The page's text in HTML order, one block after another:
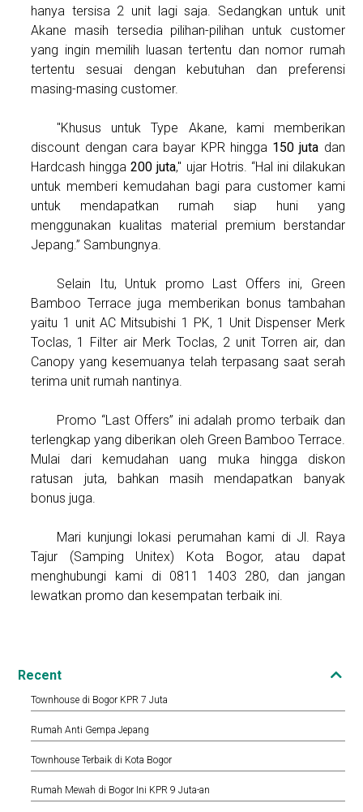
Recent
Townhouse di Bogor KPR 7 Juta
Rumah Anti Gempa Jepang
Townhouse Terbaik di Kota Bogor
Rumah Mewah di Bogor Ini KPR 9 Juta-an
hanya tersisa 2 unit lagi saja. Sedangkan untuk unit
Akane masih tersedia pilihan-pilihan untuk customer
yang ingin memilih luasan tertentu dan nomor rumah
tertentu sesuai dengan kebutuhan dan preferensi
masing-masing customer.
"Khusus untuk Type Akane, kami memberikan
discount dengan cara bayar KPR hingga 150 juta dan
Hardcash hingga200 juta," ujar Hotris. “Hal ini dilakukan
untuk memberi kemudahan bagi para customer kami
untuk mendapatkan rumah siap huni yang
menggunakan kualitas material premium berstandar
Jepang.” Sambungnya.
Selain Itu, Untuk promo Last Offers ini, Green
Bamboo Terrace juga memberikan bonus tambahan
yaitu 1 unit AC Mitsubishi 1 PK, 1 Unit Dispenser Merk
Toclas, 1 Filter air Merk Toclas, 2 unit Torren air, dan
Canopy yang kesemuanya telah terpasang saat serah
terima unit rumah nantinya.
Promo “Last Offers” ini adalah promo terbaik dan
terlengkap yang diberikan oleh Green Bamboo Terrace.
Mulai dari kemudahan uang muka hingga diskon
ratusan juta, bahkan masih mendapatkan banyak
bonus juga.
Mari kunjungi lokasi perumahan kami di Jl. Raya
Tajur (Samping Unitex) Kota Bogor, atau dapat
menghubungi kami di 0811 1403 280, dan jangan
lewatkan promo dan kesempatan terbaik ini.